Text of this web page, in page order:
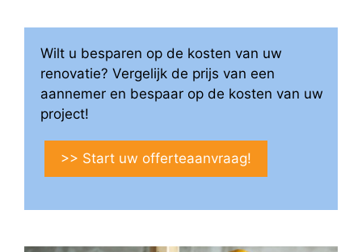
Wilt u besparen op de kosten van uw
renovatie? Vergelijk de prijs van een
aannemer en bespaar op de kosten van uw
project!
>> Start uw offerteaanvraag!